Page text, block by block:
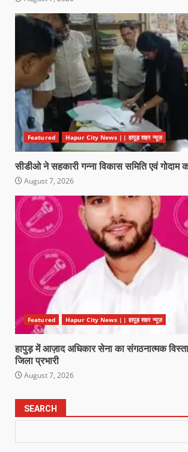
Featured Hapur City News || हापुड़ शहर न्यूज़
सीडीओ ने सहकारी गन्ना विकास समिति एवं गोदाम
August 7, 2026
Featured Hapur City News || हापुड़ शहर न्यूज़
हापुड़ में आज़ाद अधिकार सेना का संगठनात्मक
जिला प्रभारी
August 7, 2026
SEARCH